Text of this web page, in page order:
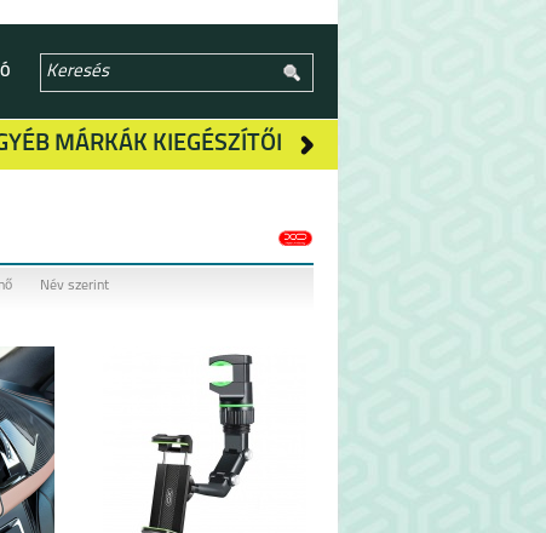
MÁRKÁK KIEGÉSZÍTŐI
Név szerint